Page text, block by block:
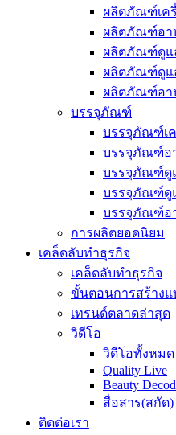
ผลิตภัณฑ์เค
ผลิตภัณฑ์อา
ผลิตภัณฑ์ดูแ
ผลิตภัณฑ์ดูแ
ผลิตภัณฑ์อา
บรรจุภัณฑ์
บรรจุภัณฑ์เ
บรรจุภัณฑ์อ
บรรจุภัณฑ์ดู
บรรจุภัณฑ์ดู
บรรจุภัณฑ์อ
การผลิตยอดนิยม
เคล็ดลับทำธุรกิจ
เคล็ดลับทำธุรกิจ
ขั้นตอนการสร้าง
เทรนด์ตลาดล่าสุด
วิดีโอ
วิดีโอทั้งหมด
Quality Live
Beauty
สื่อสาร(สกัด)
ติดต่อเรา